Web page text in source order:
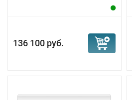
136 100 руб.